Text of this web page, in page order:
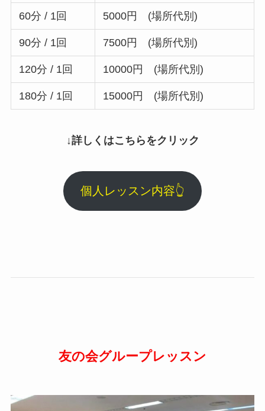
60分 / 1回 5000円 (場所代別)
90分 / 1回 7500円 (場所代別)
120分 / 1回 10000円 (場所代別)
180分 / 1回 15000円 (場所代別)
↓詳しくはこちらをクリック
個人レッスン内容👆
友の会グループレッスン